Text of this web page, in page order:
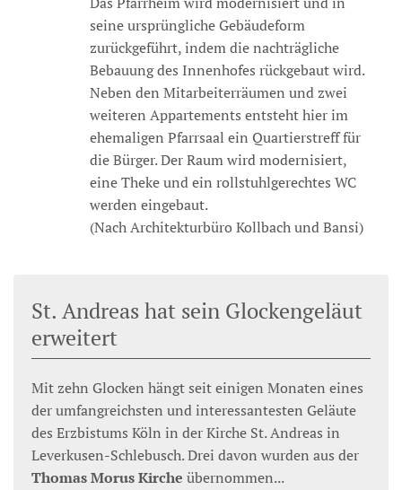
seine ursprüngliche Gebäudeform
zurückgeführt, indem die nachträgliche
Bebauung des Innenhofes rückgebaut wird.
Neben den Mitarbeiterräumen und zwei
weiteren Appartements entsteht hier im
ehemaligen Pfarrsaal ein Quartierstreff für
die Bürger. Der Raum wird modernisiert,
eine Theke und ein rollstuhlgerechtes WC
werden eingebaut.
(Nach Architekturbüro Kollbach und Bansi)
St. Andreas hat sein Glockengeläut
erweitert
Mit zehn Glocken hängt seit einigen Monaten eines
der umfangreichsten und interessantesten Geläute
des Erzbistums Köln in der Kirche St. Andreas in
Leverkusen-Schlebusch. Drei davon wurden aus der
Thomas Morus Kirche übernommen...